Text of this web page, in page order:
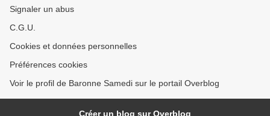
Signaler un abus
C.G.U.
Cookies et données personnelles
Préférences cookies
Voir le profil de Baronne Samedi sur le portail Overblog
Créer un blog sur Overblog